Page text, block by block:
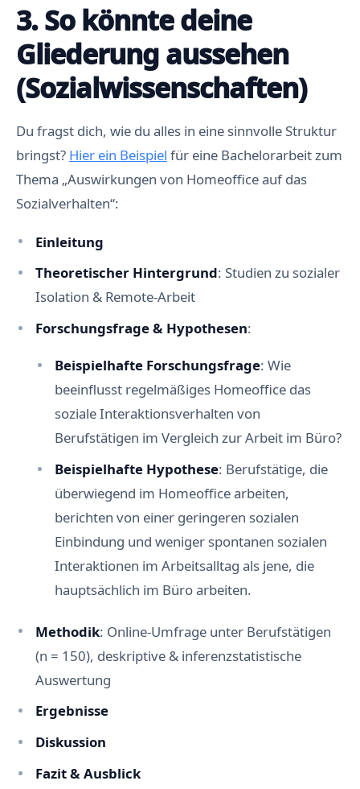
3. So könnte deine
Gliederung aussehen
(Sozialwissenschaften)
Du fragst dich, wie du alles in eine sinnvolle Struktur
bringst? Hier ein Beispiel für eine Bachelorarbeit zum
Thema „Auswirkungen von Homeoffice auf das
Sozialverhalten“:
Einleitung
Theoretischer Hintergrund: Studien zu sozialer
Isolation & Remote-Arbeit
Forschungsfrage & Hypothesen:
Beispielhafte Forschungsfrage: Wie
beeinflusst regelmäßiges Homeoffice das
soziale Interaktionsverhalten von
Berufstätigen im Vergleich zur Arbeit im Büro?
Beispielhafte Hypothese: Berufstätige, die
überwiegend im Homeoffice arbeiten,
berichten von einer geringeren sozialen
Einbindung und weniger spontanen sozialen
Interaktionen im Arbeitsalltag als jene, die
hauptsächlich im Büro arbeiten.
Methodik: Online-Umfrage unter Berufstätigen
(n = 150), deskriptive & inferenzstatistische
Auswertung
Ergebnisse
Diskussion
Fazit & Ausblick